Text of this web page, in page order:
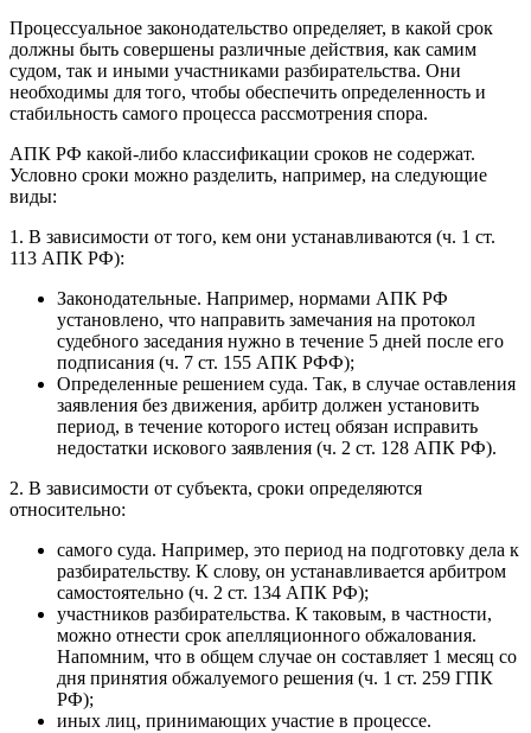
Процессуальное законодательство определяет, в какой срок
должны быть совершены различные действия, как самим
судом, так и иными участниками разбирательства. Они
необходимы для того, чтобы обеспечить определенность и
стабильность самого процесса рассмотрения спора.
АПК РФ какой-либо классификации сроков не содержат.
Условно сроки можно разделить, например, на следующие
виды:
1. В зависимости от того, кем они устанавливаются (ч. 1 ст.
113 АПК РФ):
Законодательные. Например, нормами АПК РФ
установлено, что направить замечания на протокол
судебного заседания нужно в течение 5 дней после его
подписания (ч. 7 ст. 155 АПК РФФ);
Определенные решением суда. Так, в случае оставления
заявления без движения, арбитр должен установить
период, в течение которого истец обязан исправить
недостатки искового заявления (ч. 2 ст. 128 АПК РФ).
2. В зависимости от субъекта, сроки определяются
относительно:
самого суда. Например, это период на подготовку дела к
разбирательству. К слову, он устанавливается арбитром
самостоятельно (ч. 2 ст. 134 АПК РФ);
участников разбирательства. К таковым, в частности,
можно отнести срок апелляционного обжалования.
Напомним, что в общем случае он составляет 1 месяц со
дня принятия обжалуемого решения (ч. 1 ст. 259 ГПК
РФ);
иных лиц, принимающих участие в процессе.